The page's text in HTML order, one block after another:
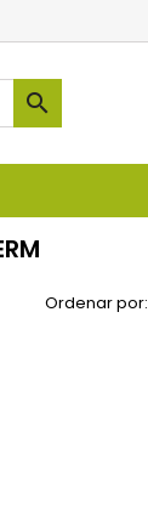

Ordenar por: